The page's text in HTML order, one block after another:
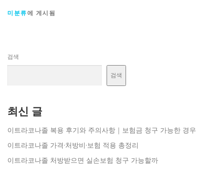
미분류에 게시됨
검색
검색
최신 글
이트라코나졸 복용 후기와 주의사항｜보험금 청구 가능한 경우
이트라코나졸 가격·처방비·보험 적용 총정리
이트라코나졸 처방받으면 실손보험 청구 가능할까